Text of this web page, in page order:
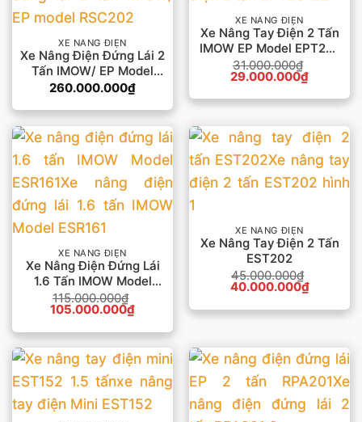
XE NÂNG ĐIỆN
Xe Nâng Điện Đứng Lái 2
Tấn IMOW/ EP Model
RSC202
260.000.000₫
XE NÂNG ĐIỆN
Xe Nâng Tay Điện 2 Tấn
IMOW EP Model EPT20-
EZ
31.000.000₫
Giá
là:
31.000.000₫.
29.000.000₫Giá
tại
là:
XE NÂNG ĐIỆN
Xe Nâng Điện Đứng Lái
1.6 Tấn IMOW Model
ESR161
115.000.000₫
Giá
là:
105.000.000₫Giá
tại
105.000.000₫.
XE NÂNG ĐIỆN
Xe Nâng Tay Điện 2 Tấn
EST202
45.000.000₫
Giá
là:
45.000.000₫.
40.000.000₫Giá
hiện
tại
là: